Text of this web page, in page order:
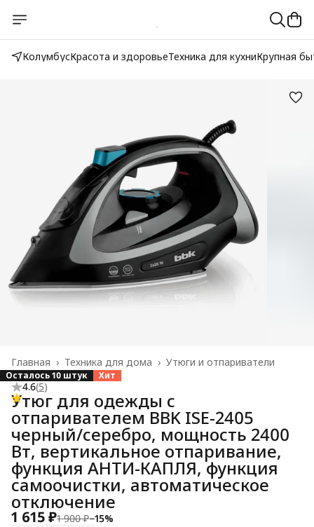
КолумбусКрасота и здоровьеТехника для кухниКрупная
Утюги и отпариватели
Техника для дома ›
Главная ›
Осталось 10 штук Хит
4.6(5)
Утюг для одежды с
отпаривателем BBK ISE-2405
черный/серебро, мощность 2400
Вт, вертикальное отпаривание,
функция АНТИ-КАПЛЯ, функция
самоочистки, автоматическое
отключение
1 615 ₽1 900 ₽−15%